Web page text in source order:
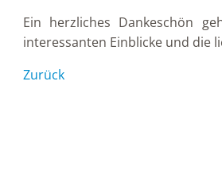
Ein herzliches Dankeschön
interessanten Einblicke und die
Zurück